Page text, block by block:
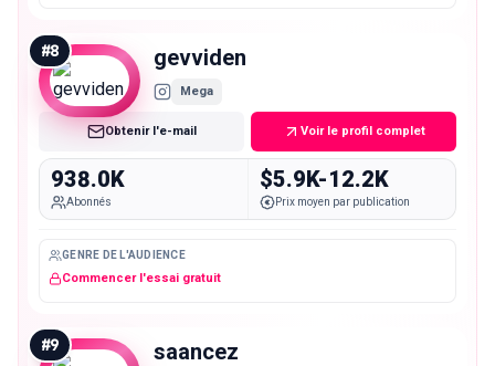
#8 gevviden
Mega
Obtenir l'e-mail Voir le profil complet
938.0K
Abonnés
$5.9K-12.2K
Prix moyen par publication
GENRE DE L'AUDIENCE
Commencer l'essai gratuit
#9 saancez